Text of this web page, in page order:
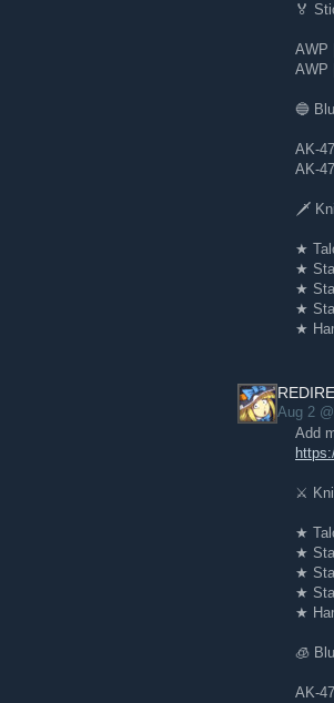
🏅
AWP
AWP
🔵
AK-
AK-
🗡️
★
★
★
★
★
Aug 2
Add
⚔️
★
★
★
★
★
🧊
AK-